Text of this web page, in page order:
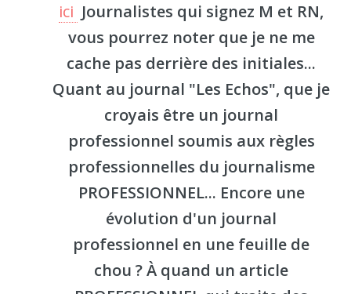
ici Journalistes qui signez M et RN,
vous pourrez noter que je ne me
cache pas derrière des initiales...
Quant au journal "Les Echos", que je
croyais être un journal
professionnel soumis aux règles
professionnelles du journalisme
PROFESSIONNEL... Encore une
évolution d'un journal
professionnel en une feuille de
chou ? À quand un article